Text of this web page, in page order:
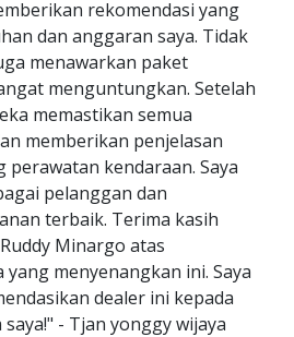
rekomendasi yang
dan anggaran saya. Tidak
menawarkan paket
menguntungkan. Setelah
memastikan semua
memberikan penjelasan
kendaraan. Saya
pelanggan dan
terbaik. Terima kasih
Minargo atas
menyenangkan ini. Saya
dealer ini kepada
- Tjan yonggy wijaya